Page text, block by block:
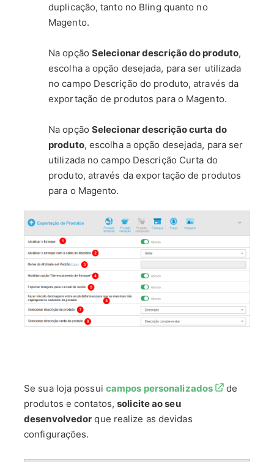
duplicação, tanto no Bling quanto no
Magento.
Na opção Selecionar descrição do produto,
escolha a opção desejada, para ser utilizada
no campo Descrição do produto, através da
exportação de produtos para o Magento.
Na opção Selecionar descrição curta do
produto, escolha a opção desejada, para ser
utilizada no campo Descrição Curta do
produto, através da exportação de produtos
para o Magento.
Se sua loja possui campos personalizados
de
produtos e contatos,solicite ao seu
desenvolvedor que realize as devidas
configurações.